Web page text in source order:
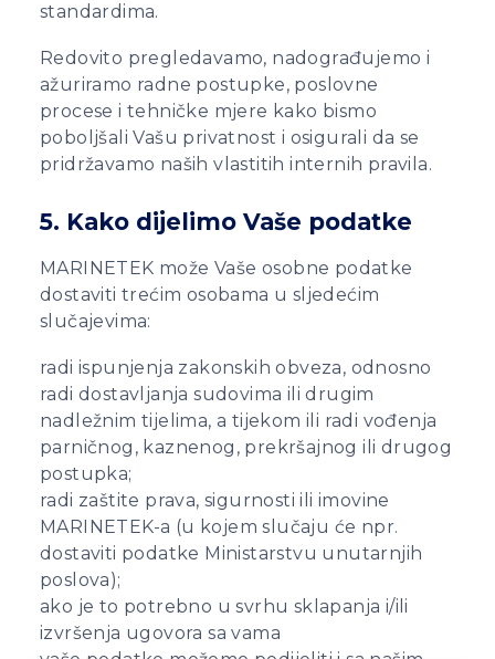
standardima.
Redovito pregledavamo, nadograđujemo i
ažuriramo radne postupke, poslovne
procese i tehničke mjere kako bismo
poboljšali Vašu privatnost i osigurali da se
pridržavamo naših vlastitih internih pravila.
5. Kako dijelimo Vaše podatke
MARINETEK može Vaše osobne podatke
dostaviti trećim osobama u sljedećim
slučajevima:
radi ispunjenja zakonskih obveza, odnosno
radi dostavljanja sudovima ili drugim
nadležnim tijelima, a tijekom ili radi vođenja
parničnog, kaznenog, prekršajnog ili drugog
postupka;
radi zaštite prava, sigurnosti ili imovine
MARINETEK-a (u kojem slučaju će npr.
dostaviti podatke Ministarstvu unutarnjih
poslova);
ako je to potrebno u svrhu sklapanja i/ili
izvršenja ugovora sa vama